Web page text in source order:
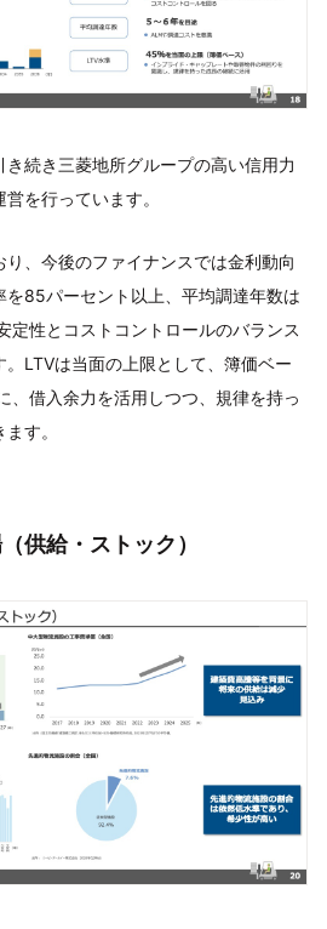
続き三菱地所グループの高い信用力
を行っています。
、今後のファイナンスでは金利動向
を85パーセント以上、平均調達年数は
定性とコストコントロールのバランス
LTVは当面の上限として、簿価ベー
、借入余力を活用しつつ、規律を持っ
す。
供給・ストック）